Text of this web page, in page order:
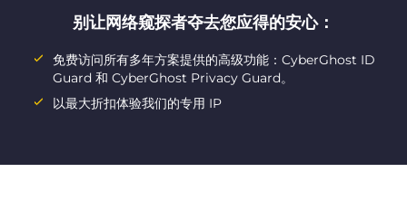
别让网络窥探者夺去您应得的安心：
免费访问所有多年方案提供的高级功能：CyberGhost ID
Guard 和 CyberGhost Privacy Guard。
以最大折扣体验我们的专用 IP